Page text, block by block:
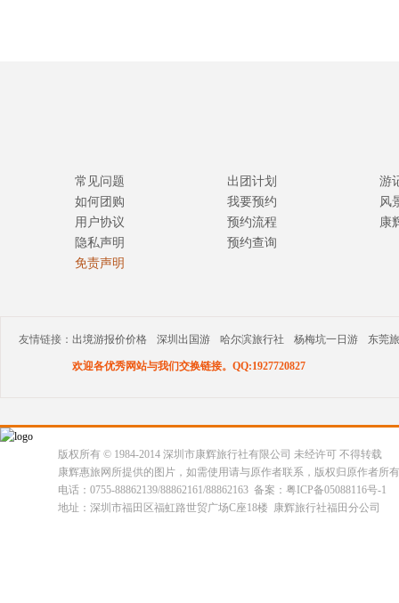
常见问题
如何团购
用户协议
隐私声明
免责声明
出团计划
我要预约
预约流程
预约查询
游
风
康
友情链接： 出境游报价价格 深圳出国游 哈尔滨旅行社 杨梅坑一日游 东莞
欢迎各优秀网站与我们交换链接。QQ:1927720827
版权所有 © 1984-2014 深圳市康辉旅行社有限公司 未经许可 不得转载
康辉惠旅网所提供的图片，如需使用请与原作者联系，版权归原作者所
电话：0755-88862139/88862161/88862163 备案：粤ICP备05088116号-1
地址：深圳市福田区福虹路世贸广场C座18楼 康辉旅行社福田分公司